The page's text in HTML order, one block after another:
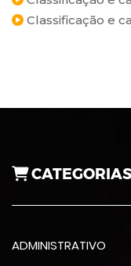
Classificação e
CATEGORIAS
ADMINISTRATIVO